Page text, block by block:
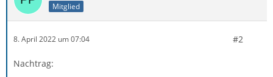
Mitglied
8. April 2022 um 07:04 #2
Nachtrag: